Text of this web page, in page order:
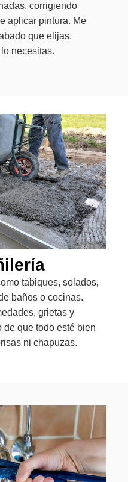
corrigiendo
aplicar pintura. Me
que elijas,
necesitas.
tabiques, solados,
baños o cocinas.
grietas y
de que todo esté bien
ni chapuzas.